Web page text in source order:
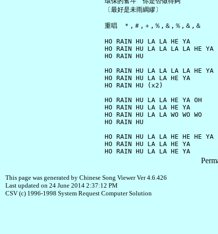
     〔最好是未雨綢繆〕
     重唱　＊,＃,＋,％,＆,％,＆,＆
     HO RAIN HU LA LA HE YA
     HO RAIN HU LA LA LA LA HE YA
     HO RAIN HU
     HO RAIN HU LA LA LA LA HE YA
     HO RAIN HU LA LA HE YA
     HO RAIN HU (x2)
     HO RAIN HU LA LA HE YA OH
     HO RAIN HU LA LA HE YA
     HO RAIN HU LA LA WO WO WO
     HO RAIN HU
     HO RAIN HU LA LA HE HE HE YA
     HO RAIN HU LA LA HE YA
This page was generated by Chinese Song Viewer Ver 4.6.426
Last updated on 24 June 2014 2:37:12 PM
CSV (c) 1996-1998 System Request Computer Solution